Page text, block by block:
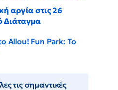
αργία στις 26
Διάταγμα
Allou! Fun Park: Το
τις σημαντικές